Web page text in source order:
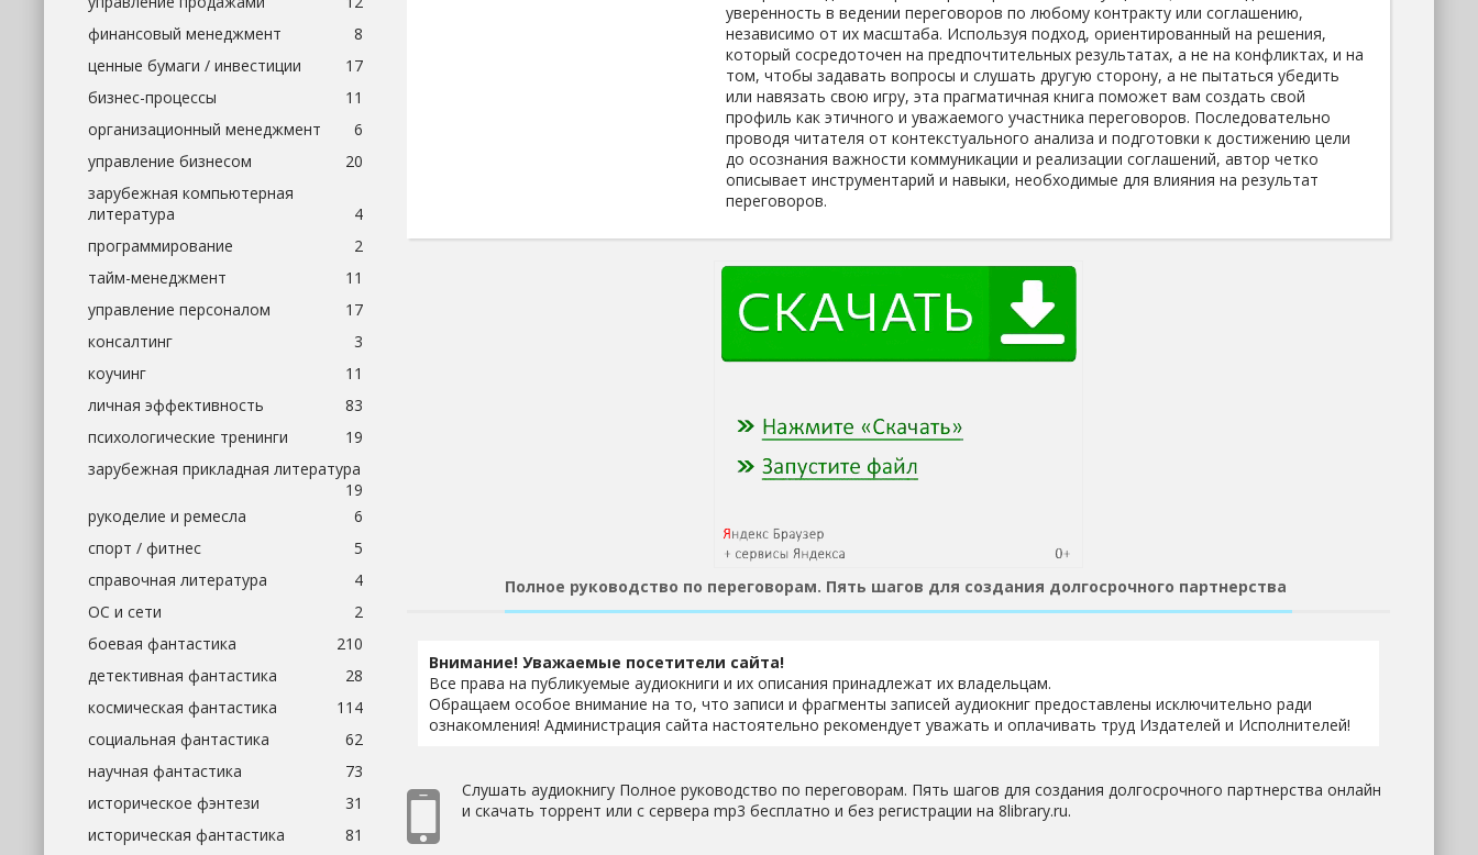
уверенность в ведении переговоров по любому контракту или соглашению,
независимо от их масштаба. Используя подход, ориентированный на решения,
который сосредоточен на предпочтительных результатах, а не на конфликтах, и на
том, чтобы задавать вопросы и слушать другую сторону, а не пытаться убедить
или навязать свою игру, эта прагматичная книга поможет вам создать свой
профиль как этичного и уважаемого участника переговоров. Последовательно
проводя читателя от контекстуального анализа и подготовки к достижению цели
до осознания важности коммуникации и реализации соглашений, автор четко
описывает инструментарий и навыки, необходимые для влияния на результат
переговоров.
Полное руководство по переговорам. Пять шагов для создания долгосрочного партнерства
Внимание! Уважаемые посетители сайта!
Все права на публикуемые аудиокниги и их описания принадлежат их владельцам.
Обращаем особое внимание на то, что записи и фрагменты записей аудиокниг предоставлены исключительно ради
ознакомления! Администрация сайта настоятельно рекомендует уважать и оплачивать труд Издателей и Исполнителей!
Слушать аудиокнигу Полное руководство по переговорам. Пять шагов для создания долгосрочного партнерства онлайн
и скачать торрент или с сервера mp3 бесплатно и без регистрации на 8library.ru.
финансовый менеджмент
8
ценные бумаги / инвестиции
17
бизнес-процессы
11
организационный менеджмент
6
управление бизнесом
20
зарубежная компьютерная
литература
4
программирование
2
тайм-менеджмент
11
управление персоналом
17
консалтинг
3
коучинг
11
личная эффективность
83
психологические тренинги
19
зарубежная прикладная литература
19
рукоделие и ремесла
6
спорт / фитнес
5
справочная литература
4
ОС и сети
2
боевая фантастика
210
детективная фантастика
28
космическая фантастика
114
социальная фантастика
62
научная фантастика
73
историческое фэнтези
31
историческая фантастика
81